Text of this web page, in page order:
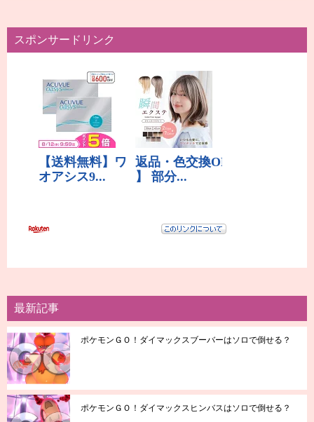
スポンサードリンク
最新記事
ポケモンＧＯ！ダイマックスブーバーはソロで倒せる？
ポケモンＧＯ！ダイマックスヒンバスはソロで倒せる？